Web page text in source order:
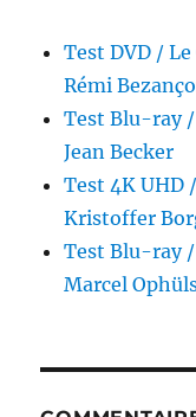
Test DVD /
Rémi
Test Blu-ray
Jean Becker
Test 4K UHD
Kristoffer
Test Blu-ray /
Marcel